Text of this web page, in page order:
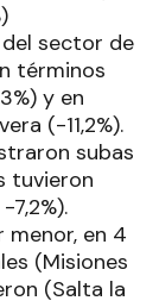
sector de
términos
y en
(-11,2%).
subas
tuvieron
menor, en 4
(Misiones
(Salta la